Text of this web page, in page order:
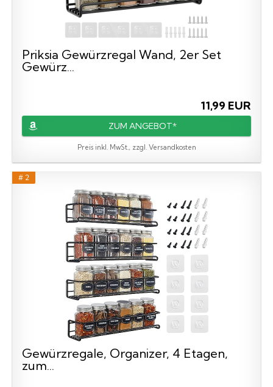
Priksia Gewürzregal Wand, 2er Set
Gewürz...
11,99 EUR
ZUM ANGEBOT*
Preis inkl. MwSt., zzgl. Versandkosten
# 2
Gewürzregale, Organizer, 4 Etagen,
zum...